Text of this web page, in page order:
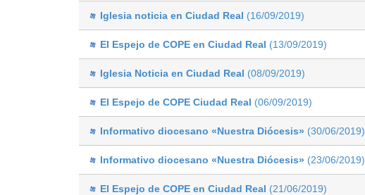
Iglesia noticia en Ciudad Real (16/09/2019)
El Espejo de COPE en Ciudad Real (13/09/2019)
Iglesia Noticia en Ciudad Real (08/09/2019)
El Espejo de COPE Ciudad Real (06/09/2019)
Informativo diocesano «Nuestra Diócesis» (30/06/2019)
Informativo diocesano «Nuestra Diócesis» (23/06/2019)
El Espejo de COPE en Ciudad Real (21/06/2019)